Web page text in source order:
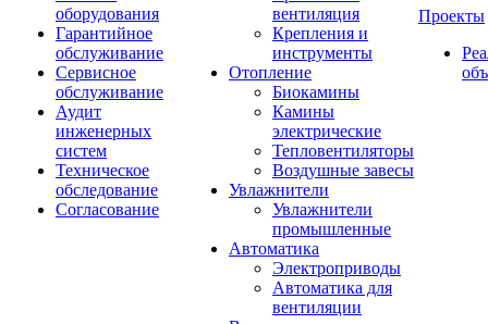
оборудования
Гарантийное
обслуживание
Сервисное
обслуживание
Аудит
инженерных
систем
Техническое
обследование
Согласование
вентиляция
Крепления и
инструменты
Отопление
Биокамины
Камины
электрические
Тепловентиляторы
Воздушные завесы
Увлажнители
Увлажнители
промышленные
Автоматика
Электроприводы
Автоматика для
вентиляции
Проекты